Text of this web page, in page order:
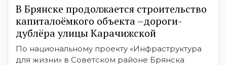
В Брянске продолжается строительство
капиталоёмкого объекта –дороги-
дублёра улицы Карачижской
По национальному проекту «Инфраструктура
для жизни» в Советском районе Брянска